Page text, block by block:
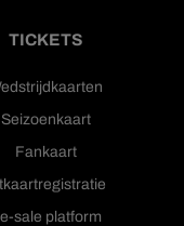
TICKETS
Seizoenkaart
Fankaart
sale platform